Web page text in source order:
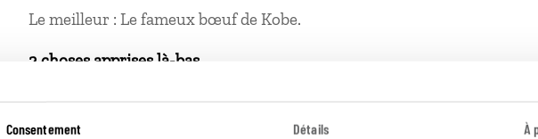
Consentement Détails À
Le meilleur : Le fameux bœuf de Kobe.
2 choses apprises là-bas
La patience.
Leshoganai
. C’est accepter qu’on ne peut rien faire de plus et qu’il faut